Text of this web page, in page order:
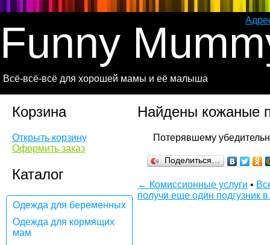
Funny
Всё-всё-всё для хорошей мамы и её малыша
Корзина
Открыть корзину
Оформить заказ
Каталог
Одежда для беременных
Одежда для кормящих
мам
Найдены кожаные
Поделиться…
← Комиссионные услуги •
получи еще один